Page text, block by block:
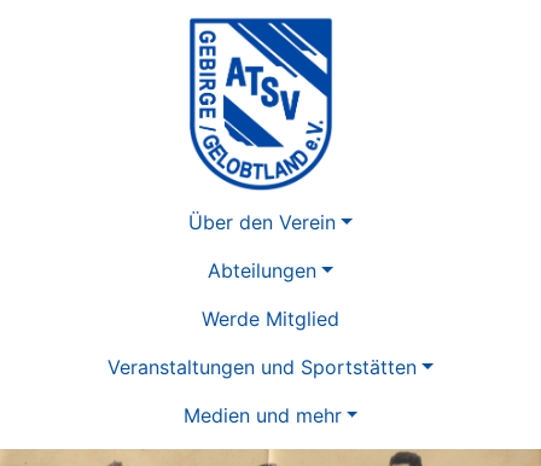
Über den Verein
Abteilungen
Werde Mitglied
Veranstaltungen und Sportstätten
Medien und mehr